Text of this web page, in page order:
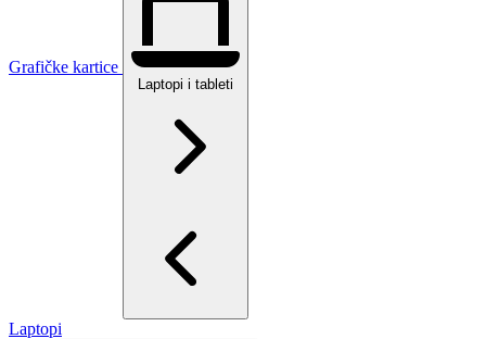
Grafičke kartice
Laptopi i tableti
Laptopi